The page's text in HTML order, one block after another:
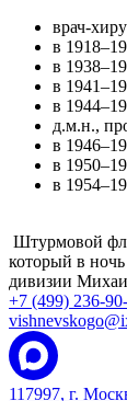
врач-
в
в
в
в
д.м.н.,
в
в
в
Штурмовой
который в ночь
дивизии
+7 (499) 236-
117997, г.